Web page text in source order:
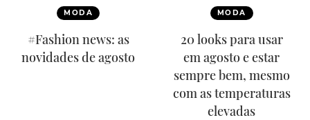
MODA
#Fashion news: as
novidades de agosto
MODA
20 looks para usar
em agosto e estar
sempre bem, mesmo
com as temperaturas
elevadas